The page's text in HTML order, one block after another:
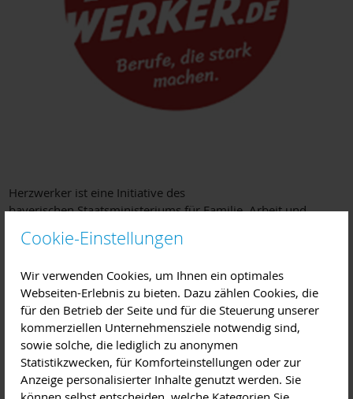
Cookie-Einstellungen
Wir verwenden Cookies, um Ihnen ein optimales
Webseiten-Erlebnis zu bieten. Dazu zählen Cookies, die
für den Betrieb der Seite und für die Steuerung unserer
kommerziellen Unternehmensziele notwendig sind,
sowie solche, die lediglich zu anonymen
Statistikzwecken, für Komforteinstellungen oder zur
Anzeige personalisierter Inhalte genutzt werden. Sie
Herzwerker ist eine Initiative des
bayerischen Staatsministeriums für Familie, Arbeit und
Berufe zu gewinnen. Dabei wird die Berufsberatung
und Jugendhilfe sowie in der Behindertenhilfe gelegt.
Herzwerker sind Menschen, die Freude an der Arbeit mit
anderen Menschen haben. Dabei ist es völlig egal ob in
der Kindertagesstätte, der Kinder- und Jugendhilfe oder
der Behindertenhilfe. Die Herzwerker haben es sich zur
Aufgabe gemacht die vielfältigen, spannenden und